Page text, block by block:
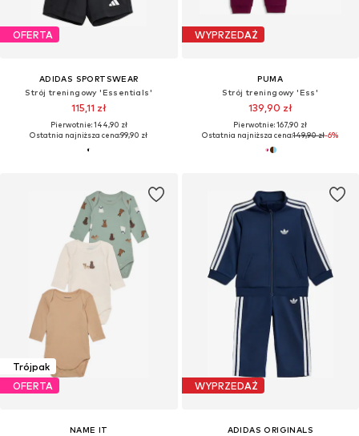
OFERTA
ADIDAS SPORTSWEAR
Strój treningowy 'Essentials'
115,11 zł
Pierwotnie: 144,90 zł
Ostatnia najniższa cena:99,90 zł
WYPRZEDAŻ
PUMA
Strój treningowy 'Ess'
139,90 zł
Pierwotnie: 167,90 zł
Ostatnia najniższa cena:149,90 zł-6%
Trójpak
OFERTA
NAME IT
WYPRZEDAŻ
ADIDAS ORIGINALS